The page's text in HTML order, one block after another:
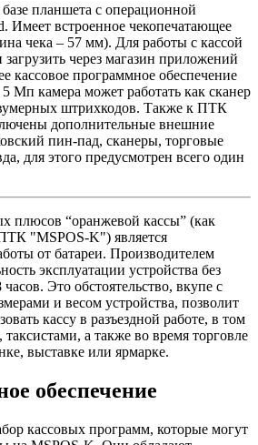
планшета с операционной
Имеет встроенное чекопечатающее
чека – 57 мм). Для работы с кассой
через магазин приложений
кассовое программное обеспечение
Мп камера может работать как сканер
штрихкодов. Также к ПТК
дополнительные внешние
пин-пад, сканеры, торговые
для этого предусмотрен всего один
плюсов “оранжевой кассы” (как
ПТК
MSPOS-K ) является
от батареи. Производителем
эксплуатации устройства без
Это обстоятельство, вкупе с
и весом устройства, позволит
кассу в разъездной работе, в том
таксистами, а также во время торговле
выставке или ярмарке.
обеспечение
кассовых программ, которые могут